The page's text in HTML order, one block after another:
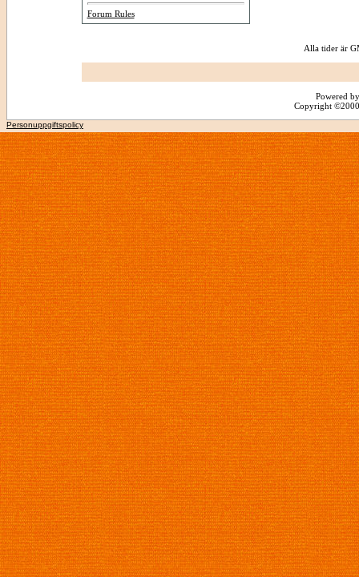
Forum Rules
Alla tider är
Powered
Copyright
Personuppgiftspolicy